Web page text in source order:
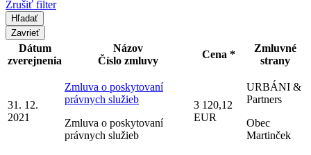
Zrušiť filter
Zavrieť
Dátum
zverejnenia
Názov
Číslo zmluvy
Cena *
Zmluvné
strany
31. 12.
2021
Zmluva o poskytovaní
právnych služieb
Zmluva o poskytovaní
právnych služieb
3 120,12
EUR
URBÁNI &
Partners
Obec
Martinček